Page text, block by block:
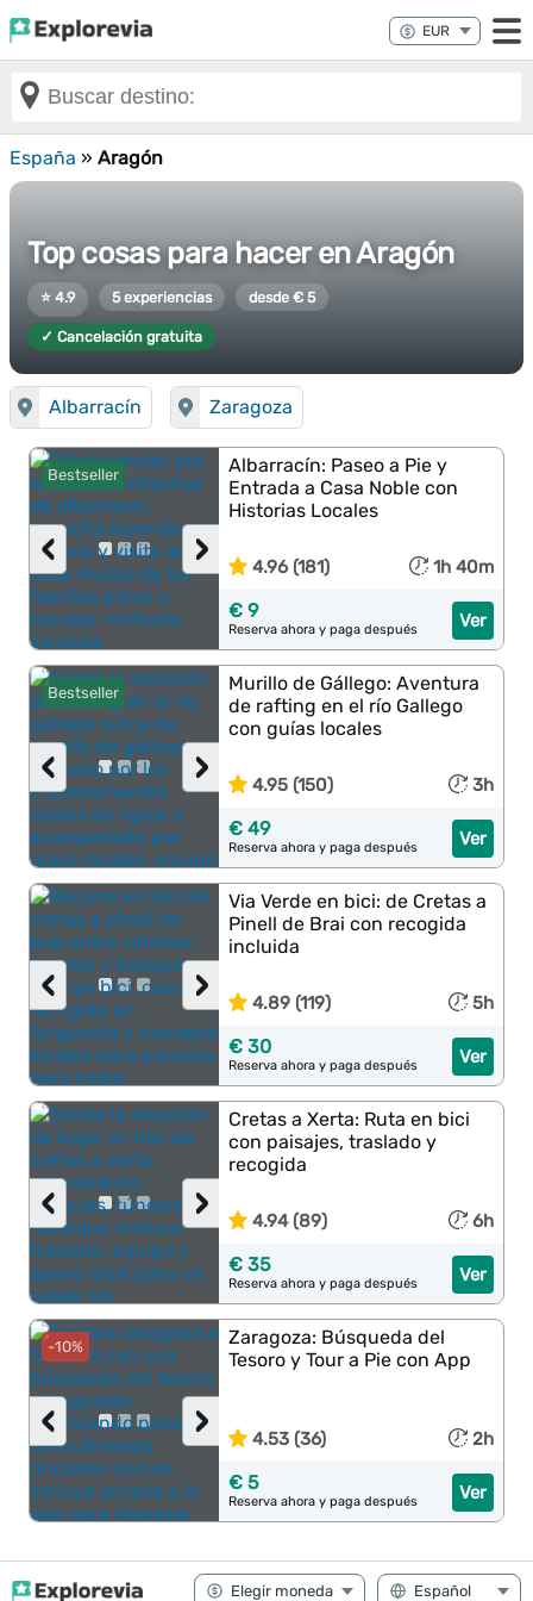
España » Aragón
Top cosas para hacer en Aragón
⭐ 4.9 5 experiencias desde € 5
✓ Cancelación gratuita
Albarracín Zaragoza
Bestseller
›
‹
Albarracín: Paseo a Pie y
Entrada a Casa Noble con
Historias Locales
4.96 (181) 1h 40m
Ver
€ 9
Reserva ahora y paga después
Bestseller
›
‹
Murillo de Gállego: Aventura
de rafting en el río Gallego
con guías locales
4.95 (150) 3h
Ver
€ 49
Reserva ahora y paga después
›
‹
Via Verde en bici: de Cretas a
Pinell de Brai con recogida
incluida
4.89 (119) 5h
Ver
€ 30
Reserva ahora y paga después
›
‹
Cretas a Xerta: Ruta en bici
con paisajes, traslado y
recogida
4.94 (89) 6h
Ver
€ 35
Reserva ahora y paga después
-10%
›
‹
Zaragoza: Búsqueda del
Tesoro y Tour a Pie con App
4.53 (36) 2h
Ver
€ 5
Reserva ahora y paga después